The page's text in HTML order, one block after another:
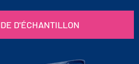
D'ÉCHANTILLON